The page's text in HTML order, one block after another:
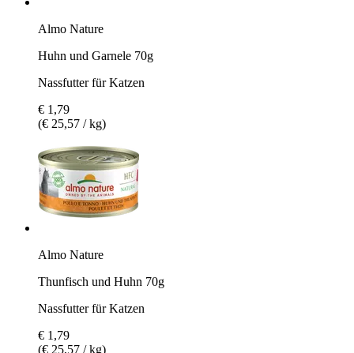
Almo Nature
Huhn und Garnele 70g
Nassfutter für Katzen
€ 1,79
(€ 25,57 / kg)
Almo Nature
Thunfisch und Huhn 70g
Nassfutter für Katzen
€ 1,79
(€ 25,57 / kg)